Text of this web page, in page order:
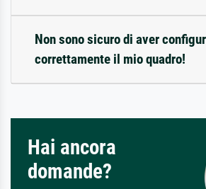
Non sono sicuro di aver
correttamente il mio quadro!
Hai ancora
domande?